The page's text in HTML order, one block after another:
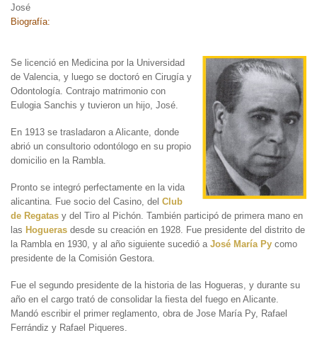
José
Biografía:
Se licenció en Medicina por la Universidad
de Valencia, y luego se doctoró en Cirugía y
Odontología. Contrajo matrimonio con
Eulogia Sanchis y tuvieron un hijo, José.
En 1913 se trasladaron a Alicante, donde
abrió un consultorio odontólogo en su propio
domicilio en la Rambla.
Pronto se integró perfectamente en la vida
alicantina. Fue socio del Casino, del Club
de Regatas y del Tiro al Pichón. También participó de primera mano en
las Hogueras desde su creación en 1928. Fue presidente del distrito de
la Rambla en 1930, y al año siguiente sucedió a José María Py como
presidente de la Comisión Gestora.
Fue el segundo presidente de la historia de las Hogueras, y durante su
año en el cargo trató de consolidar la fiesta del fuego en Alicante.
Mandó escribir el primer reglamento, obra de Jose María Py, Rafael
Ferrándiz y Rafael Piqueres.